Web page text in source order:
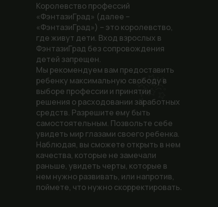
Королевство профессий
«ФэнтазиГрад» (далее –
«ФэнтазиГрад») – это королевство,
где живут дети. Вход взрослых в
ФэнтазиГрад без сопровождения
детей запрещен.
Мы рекомендуем вам предоставить
ребенку максимальную свободу в
выборе профессии и принятии
решения о расходовании заработных
средств. Разрешите ему быть
самостоятельным. Позвольте себе
увидеть мир глазами своего ребенка.
Наблюдая, вы сможете открыть в нем
качества, которые не замечали
раньше, увидеть черты, которые в
нем нужно развивать, или напротив,
поймете, что нужно скорректировать.